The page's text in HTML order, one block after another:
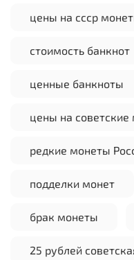
цены на ссср
стоимость банкнот
ценные банкноты
цены на
редкие монеты
подделки монет
брак монеты
25 рублей